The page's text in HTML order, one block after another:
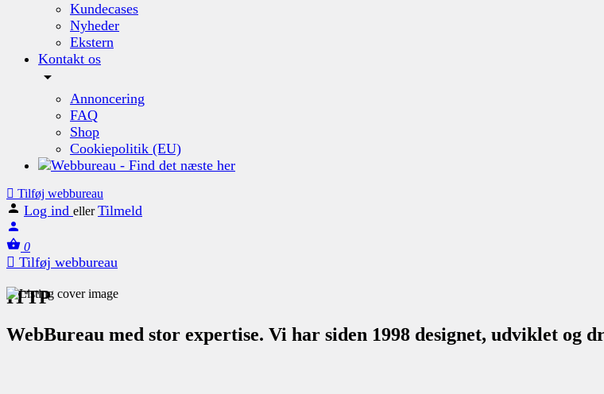
Kundecases
Nyheder
Ekstern
Kontakt os
Annoncering
FAQ
Shop
Cookiepolitik (EU)
Tilføj webbureau
Log ind eller Tilmeld
0
Tilføj webbureau
ITTP
WebBureau med stor expertise. Vi har siden 1998 designet, udviklet og